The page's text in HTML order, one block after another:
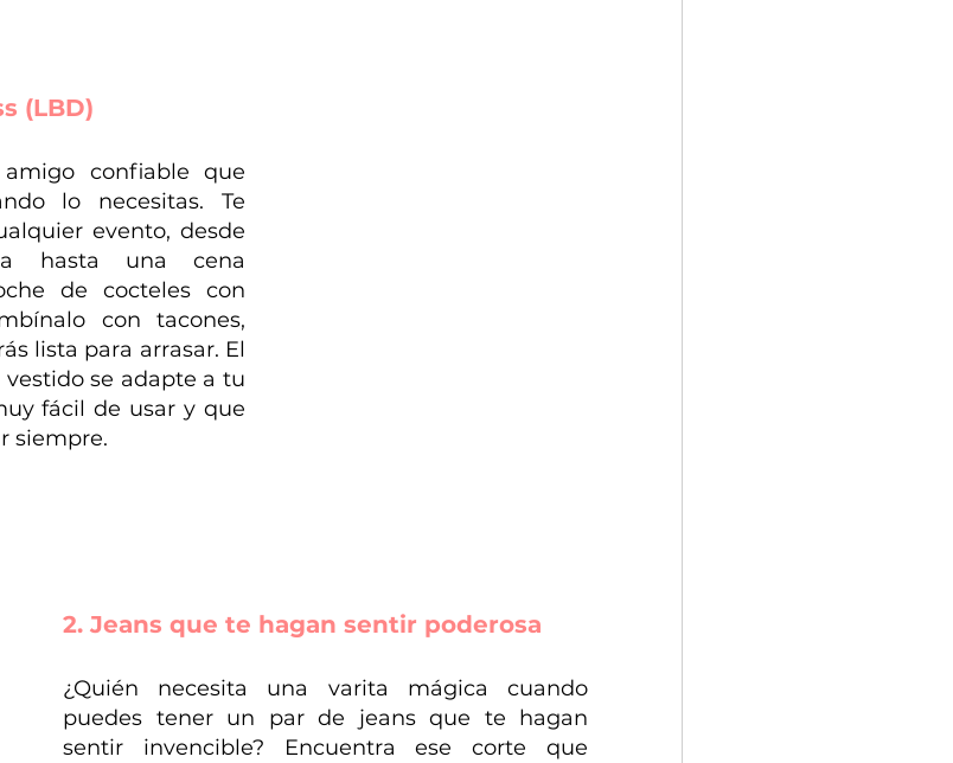
(LBD)
confiable que
lo necesitas. Te
evento, desde
hasta una cena
de cocteles con
con tacones,
lista para arrasar. El
se adapte a tu
fácil de usar y que
siempre.
2. Jeans que te hagan sentir poderosa
¿Quién necesita una varita mágica cuando
puedes tener un par de jeans que te hagan
sentir invencible? Encuentra ese corte que